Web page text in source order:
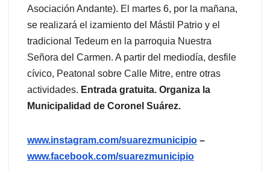
Asociación Andante). El martes 6, por la mañana,
se realizará el izamiento del Mástil Patrio y el
tradicional Tedeum en la parroquia Nuestra
Señora del Carmen. A partir del mediodía, desfile
cívico, Peatonal sobre Calle Mitre, entre otras
actividades. Entrada gratuita. Organiza la
Municipalidad de Coronel Suárez.
www.instagram.com/suarezmunicipio –
www.facebook.com/suarezmunicipio